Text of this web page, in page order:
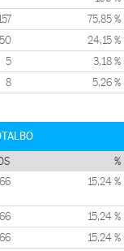
75,85 %
50 24,15 %
5 3,18 %
8 5,26 %
%
66 15,24 %
66 15,24 %
66 15,24 %